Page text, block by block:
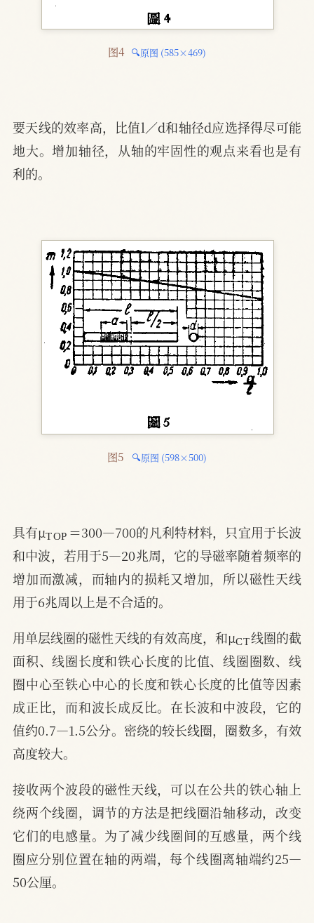
图4 🔍原图 (585×469)
要天线的效率高，比值l／d和轴径d应选择得尽可能
地大。增加轴径，从轴的牢固性的观点来看也是有
利的。
图5 🔍原图 (598×500)
具有μ
＝300—700的凡利特材料，只宜用于长波
和中波，若用于5—20兆周，它的导磁率随着频率的
增加而激减，而轴内的损耗又增加，所以磁性天线
用于6兆周以上是不合适的。
用单层线圈的磁性天线的有效高度，和μ
T
线圈的截
面积、线圈长度和铁心长度的比值、线圈圈数、线
圈中心至铁心中心的长度和铁心长度的比值等因素
成正比，而和波长成反比。在长波和中波段，它的
值约0.7—1.5公分。密绕的较长线圈，圈数多，有效
高度较大。
接收两个波段的磁性天线，可以在公共的铁心轴上
绕两个线圈，调节的方法是把线圈沿轴移动，改变
它们的电感量。为了减少线圈间的互感量，两个线
圈应分别位置在轴的两端，每个线圈离轴端约25—
50公厘。